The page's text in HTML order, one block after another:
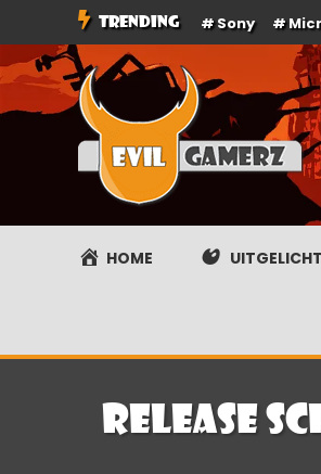
naar
de
TRENDING Sony
Evilgamerz
Het meest interessante game
HOME UITGELICHT
Release